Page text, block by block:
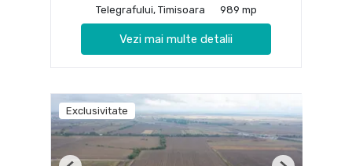
Telegrafului, Timisoara
989 mp
Vezi mai multe detalii
Exclusivitate